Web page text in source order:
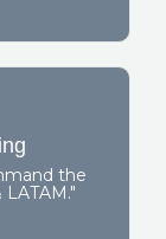
the
Edge"